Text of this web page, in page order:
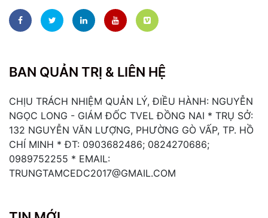
BAN QUẢN TRỊ & LIÊN HỆ
CHỊU TRÁCH NHIỆM QUẢN LÝ, ĐIỀU HÀNH: NGUYỄN
NGỌC LONG - GIÁM ĐỐC TVEL ĐỒNG NAI * TRỤ SỞ:
132 NGUYỄN VĂN LƯỢNG, PHƯỜNG GÒ VẤP, TP. HỒ
CHÍ MINH * ĐT: 0903682486; 0824270686;
0989752255 * EMAIL:
TRUNGTAMCEDC2017@GMAIL.COM